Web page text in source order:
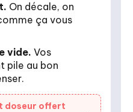
On décale, on
ça vous
vide. Vos
pile au bon
doseur offert